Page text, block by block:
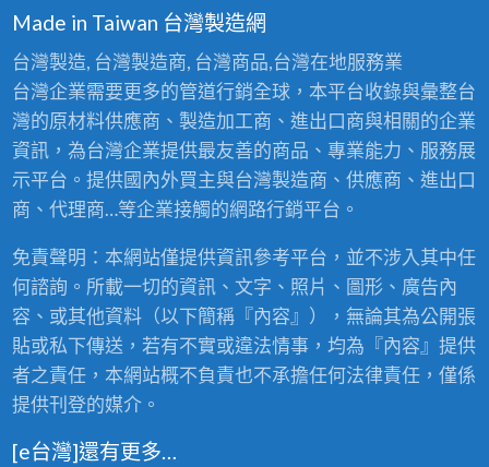
適
耐
用
首
選
！
〉
中
佳
績
！
業
茶
葉
批
發
供
應
，
頂
級
老
茶
批
發
方
美
人
比
賽
茶
批
發
：
灣
山
茶
王
級
的
極
品
Made in Taiwan 台灣製造網
台灣製造, 台灣製造商, 台灣商品,台灣在地服務業
台灣企業需要更多的管道行銷全球，本平台收錄與彙整台
灣的原材料供應商、製造加工商、進出口商與相關的企業
資訊，為台灣企業提供最友善的商品、專業能力、服務展
示平台。提供國內外買主與台灣製造商、供應商、進出口
商、代理商…等企業接觸的網路行銷平台。
免責聲明：本網站僅提供資訊參考平台，並不涉入其中任
何諮詢。所載一切的資訊、文字、照片、圖形、廣告內
容、或其他資料（以下簡稱『內容』），無論其為公開張
貼或私下傳送，若有不實或違法情事，均為『內容』提供
者之責任，本網站概不負責也不承擔任何法律責任，僅係
提供刊登的媒介。
[e台灣]還有更多…